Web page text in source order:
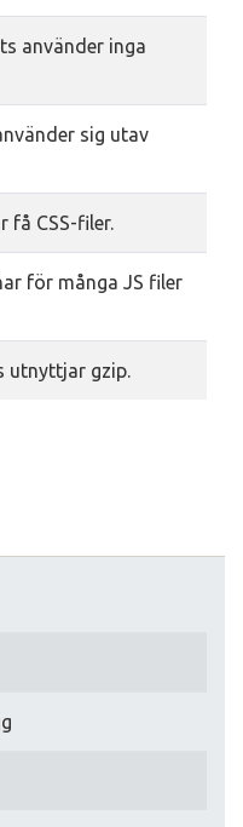
använder inga
sig utav
få CSS-filer.
för många JS filer
utnyttjar gzip.